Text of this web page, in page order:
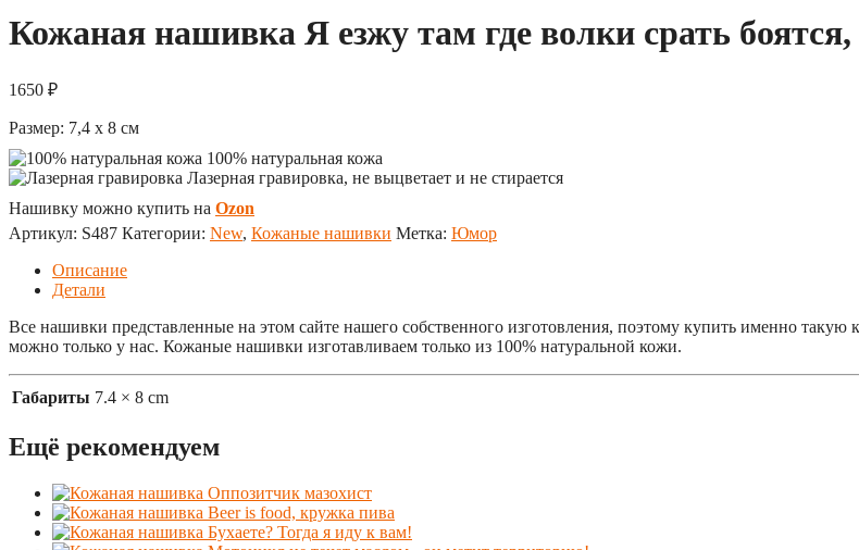
Кожаная нашивка Я езжу там где волки срать
1650 ₽
Размер: 7,4 x 8 см
100% натуральная кожа
Лазерная гравировка, не выцветает и не стирается
Нашивку можно купить на Ozon
Артикул: S487 Категории: New, Кожаные нашивки Метка: Юмор
Описание
Детали
Все нашивки представленные на этом сайте нашего собственного изготовления, поэтому купить именно
можно только у нас. Кожаные нашивки изготавливаем только из 100% натуральной кожи.
Габариты 7.4 × 8 cm
Ещё рекомендуем